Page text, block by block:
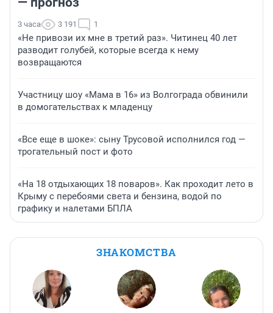
3 часа 3 191 1
«Не привози их мне в третий раз». Читинец 40 лет
разводит голубей, которые всегда к нему
возвращаются
Участницу шоу «Мама в 16» из Волгограда обвинили
в домогательствах к младенцу
«Все еще в шоке»: сыну Трусовой исполнился год —
трогательный пост и фото
«На 18 отдыхающих 18 поваров». Как проходит лето в
Крыму с перебоями света и бензина, водой по
графику и налетами БПЛА
ЗНАКОМСТВА